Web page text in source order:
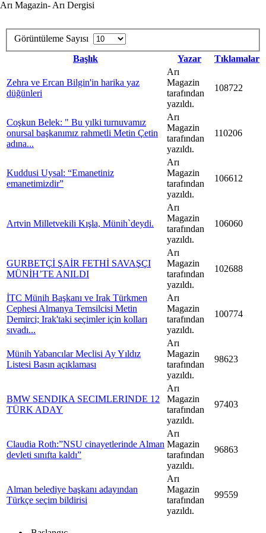
Arı Magazin- Arı Dergisi
Görüntüleme Sayısı
Başlık
Yazar Tıklamalar
Zehra ve Ercan Bilgin'in harika yaz
düğünleri
Arı
Magazin
tarafından
yazıldı.
108722
Coşkun Belek: " Bu yılki turnuvamız
onursal başkanımız rahmetli Metin Çetin
adına...
Arı
Magazin
tarafından
yazıldı.
110206
Kuddusi Uysal: “Emanetiniz
emanetimizdir”
Arı
Magazin
tarafından
yazıldı.
106612
Artvin Milletvekili Kışla, Münih`deydi.
Arı
Magazin
tarafından
yazıldı.
106060
GURBETÇİ ŞAİR FETHİ SAVAŞÇI
MÜNİH’TE ANILDI
Arı
Magazin
tarafından
yazıldı.
102688
İTC Münih Başkanı ve Irak Türkmen
Cephesi Almanya Temsilcisi Metin
Demirci; Irak'taki seçimler için kolları
sıvadı...
Arı
Magazin
tarafından
yazıldı.
100774
Münih Yabancılar Meclisi Ay Yıldız
Listesi Basın açıklaması
Arı
Magazin
tarafından
yazıldı.
98623
BMW SENDIKA SECIMLERINDE 12
TÜRK ADAY
Arı
Magazin
tarafından
yazıldı.
97403
Claudia Roth:”NSU cinayetlerinde Alman
devleti sınıfta kaldı”
Arı
Magazin
tarafından
yazıldı.
96863
Alman belediye başkanı adayından
Türkçe seçim bildirisi
Arı
Magazin
tarafından
yazıldı.
99559